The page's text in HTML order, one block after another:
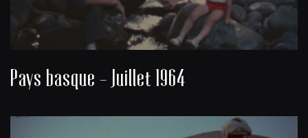
Pays basque - Juillet 1964